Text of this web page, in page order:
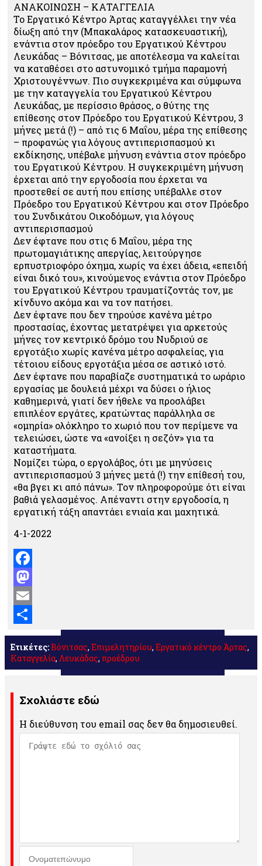
ΑΝΑΚΟΙΝΩΣΗ – ΚΑΤΑΓΓΕΛΙΑ
Το Εργατικό Κέντρο Άρτας καταγγέλλει την νέα
δίωξη από την (Μπακαλάρος κατασκευαστική),
ενάντια στον πρόεδρο του Εργατικού Κέντρου
Λευκάδας – Βόνιτσας, με αποτέλεσμα να καλείται
να καταθέσει στο αστυνομικό τμήμα παραμονή
Χριστουγέννων. Πιο συγκεκριμένα και σύμφωνα
με την καταγγελία του Εργατικού Κέντρου
Λευκάδας, με περίσσιο θράσος, ο θύτης της
επίθεσης στον Πρόεδρο του Εργατικού Κέντρου, 3
μήνες μετά (!) – από τις 6 Μαΐου, μέρα της επίθεσης
– προφανώς για λόγους αντιπερισπασμού κι
εκδίκησης, υπέβαλε μήνυση ενάντια στον πρόεδρο
του Εργατικού Κέντρου. Η συγκεκριμένη μήνυση
έρχεται από την εργοδοσία που έρχεται να
προστεθεί σε αυτή που επίσης υπέβαλλε στον
Πρόεδρο του Εργατικού Κέντρου και στον Πρόεδρο
του Συνδικάτου Οικοδόμων, για λόγους
αντιπερισπασμού
Δεν έφτανε που στις 6 Μαΐου, μέρα της
πρωτομαγιάτικης απεργίας, λειτούργησε
ερπυστριοφόρο όχημα, χωρίς να έχει άδεια, «επειδή
είναι δικό του», κινούμενος ενάντια στον Πρόεδρο
του Εργατικού Κέντρου τραυματίζοντάς τον, με
κίνδυνο ακόμα και να τον πατήσει.
Δεν έφτανε που δεν τηρούσε κανένα μέτρο
προστασίας, έχοντας μετατρέψει για αρκετούς
μήνες τον κεντρικό δρόμο του Νυδριού σε
εργοτάξιο χωρίς κανένα μέτρο ασφαλείας, για
τέτοιου είδους εργοτάξια μέσα σε αστικό ιστό.
Δεν έφτανε που παραβίαζε συστηματικά το ωράριο
εργασίας με δουλειά μέχρι να δύσει ο ήλιος
καθημερινά, γιατί δεν ήθελε να προσλάβει
επιπλέον εργάτες, κρατώντας παράλληλα σε
«ομηρία» ολόκληρο το χωριό που τον περίμενε να
τελειώσει, ώστε να «ανοίξει η σεζόν» για τα
καταστήματα.
Νομίζει τώρα, ο εργολάβος, ότι με μηνύσεις
αντιπερισπασμού 3 μήνες μετά (!) την επίθεσή του,
«θα βγει κι από πάνω». Τον πληροφορούμε ότι είναι
βαθιά γελασμένος. Απέναντι στην εργοδοσία, η
εργατική τάξη απαντάει ενιαία και μαχητικά.
4-1-2022
Facebook
Mastodon
Email
Μοιραστείτε
Ετικέτες:Βόνιτσας, Επιμελητηρίου, Εργατικό κέντρο Άρτας,
Καταγγελία, Λευκάδας, προέδρου
Σχολιάστε εδώ
Η διεύθυνση του email σας δεν θα δημοσιευθεί.